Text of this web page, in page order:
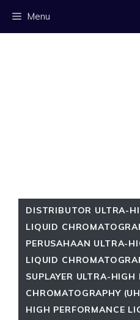
Menu
DISTRIBUTOR ULTRA-
LIQUID
PERUSAHAAN ULTRA-
LIQUID
SUPLAYER ULTRA-
CHROMATOGRAPHY
HIGH PERFORMANCE